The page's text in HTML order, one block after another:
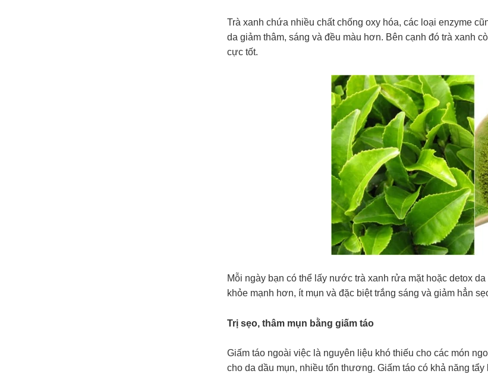
Trà xanh chứa nhiều chất chống oxy hóa, các loại enzyme
da giảm thâm, sáng và đều màu hơn. Bên cạnh đó trà xanh
cực tốt.
Mỗi ngày bạn có thể lấy nước trà xanh rửa mặt hoặc detox
khỏe mạnh hơn, ít mụn và đặc biệt trắng sáng và giảm hẳn
Trị sẹo, thâm mụn bằng giấm táo
Giấm táo ngoài việc là nguyên liệu khó thiếu cho các món
cho da dầu mụn, nhiều tổn thương. Giấm táo có khả năng